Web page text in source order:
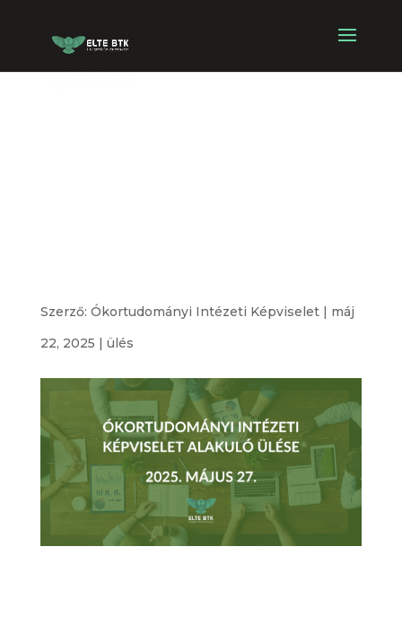
Szerző: Ókortudományi Intézeti Képviselet| máj
22, 2025 | ülés